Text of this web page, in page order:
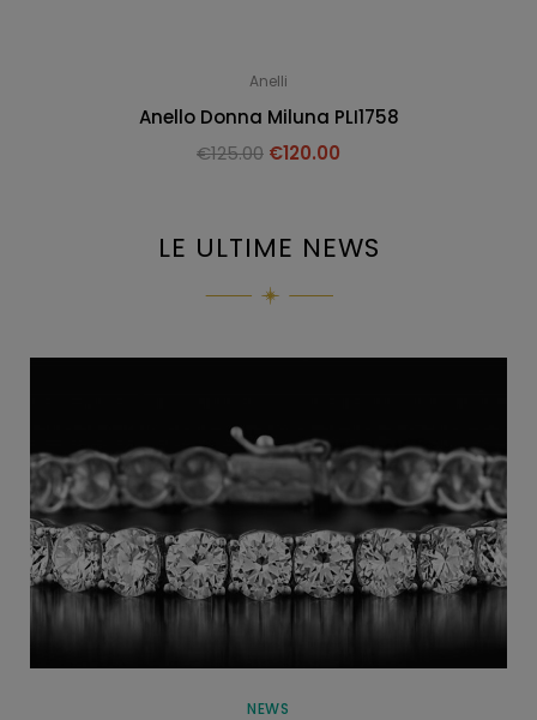
Anelli
Anello Donna Miluna PLI1758
€125.00 €120.00
LE ULTIME NEWS
NEWS